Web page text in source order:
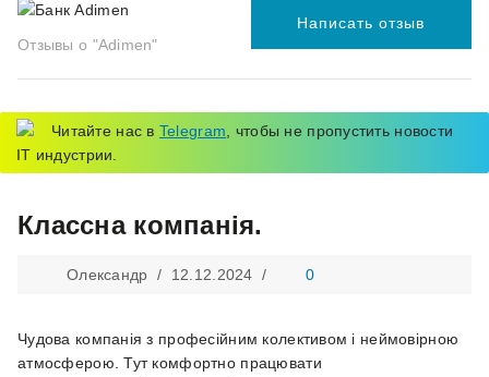
Написать отзыв
Отзывы о "Adimen"
Читайте нас в Telegram , чтобы не пропустить новости
IT индустрии.
Классна компанія.
Олександр / 12.12.2024 / 0
Чудова компанія з професійним колективом і неймовірною
атмосферою. Тут комфортно працювати